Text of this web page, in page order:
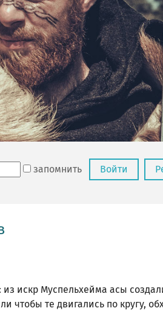
запомнить Войти
искр Муспельхейма асы
чтобы те двигались по кругу,